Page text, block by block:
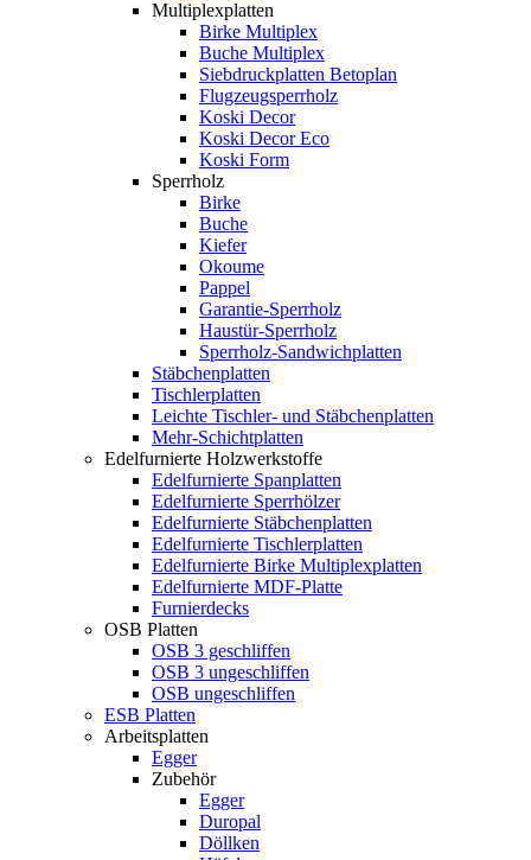
Multiplexplatten
Birke Multiplex
Buche Multiplex
Siebdruckplatten Betoplan
Flugzeugsperrholz
Koski Decor
Koski Decor Eco
Koski Form
Sperrholz
Birke
Buche
Kiefer
Okoume
Pappel
Garantie-Sperrholz
Haustür-Sperrholz
Sperrholz-Sandwichplatten
Stäbchenplatten
Tischlerplatten
Leichte Tischler- und Stäbchenplatten
Mehr-Schichtplatten
Edelfurnierte Holzwerkstoffe
Edelfurnierte Spanplatten
Edelfurnierte Sperrhölzer
Edelfurnierte Stäbchenplatten
Edelfurnierte Tischlerplatten
Edelfurnierte Birke Multiplexplatten
Edelfurnierte MDF-Platte
Furnierdecks
OSB Platten
OSB 3 geschliffen
OSB 3 ungeschliffen
OSB ungeschliffen
ESB Platten
Arbeitsplatten
Egger
Zubehör
Egger
Duropal
Döllken